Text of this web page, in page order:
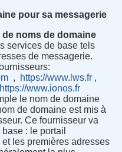
pour sa messagerie
noms de domaine
services de base tels
de messagerie.
:
, https://www.lws.fr ,
https://www.ionos.fr
le nom de domaine
de domaine est mis à
Ce fournisseur va
base : le portail
et les premières adresses